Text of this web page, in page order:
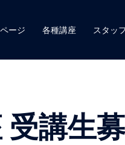
ージ 各種講座 スタッ
講生募